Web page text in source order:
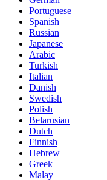
Portuguese
Spanish
Russian
Japanese
Arabic
Turkish
Italian
Danish
Swedish
Polish
Belarusian
Dutch
Finnish
Hebrew
Greek
Malay